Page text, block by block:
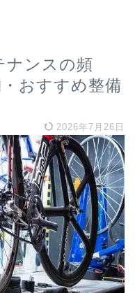
ナンスの頻
おすすめ整備
2026年7月26日